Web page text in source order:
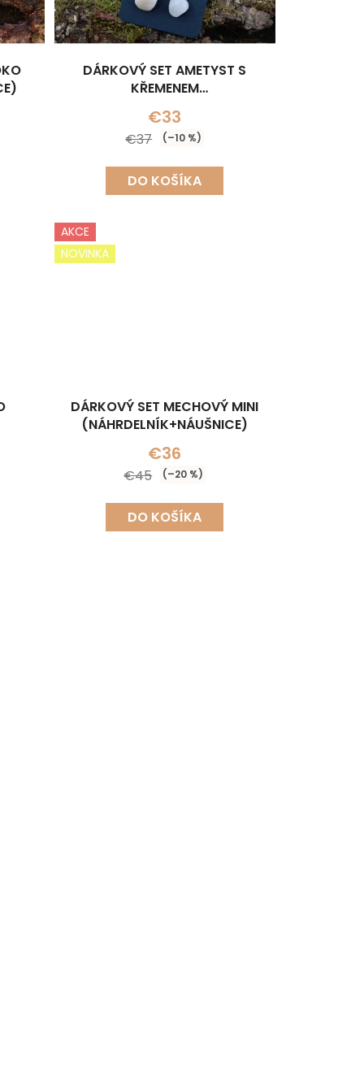
DÁRKOVÝ SET AMETYST S
KŘEMENEM
(NÁHRDELNÍK+NÁUŠNICE)
€33
€37 (–10 %)
DO KOŠÍKA
AKCE
NOVINKA
DÁRKOVÝ SET MECHOVÝ MINI
(NÁHRDELNÍK+NÁUŠNICE)
€36
€45 (–20 %)
DO KOŠÍKA